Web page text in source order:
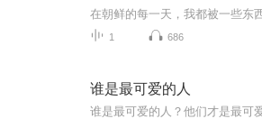
1 686
谁是最可爱的人
谁是最可爱的人？他们才是最可